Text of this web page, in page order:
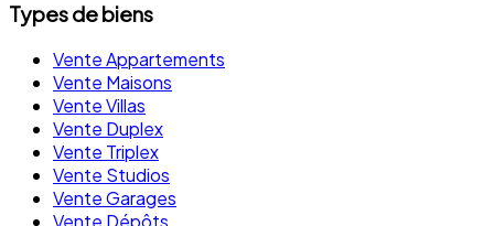
Types de biens
Vente Appartements
Vente Maisons
Vente Villas
Vente Duplex
Vente Triplex
Vente Studios
Vente Garages
Vente Dépôts